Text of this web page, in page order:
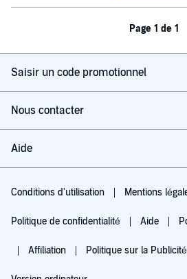
Page 1 de 1
Saisir un code promotionnel
Nous contacter
Aide
Conditions d'utilisation Mentions
Politique de confidentialité Aide
Affiliation Politique sur la Publicité